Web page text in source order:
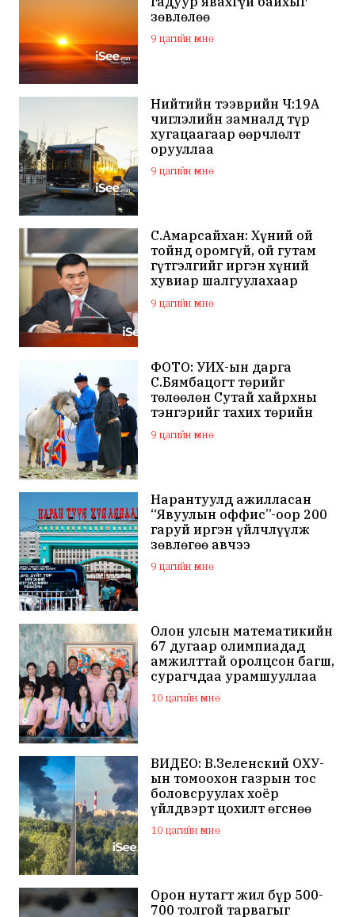
зөвлөлөө
9 цагийн өмнө
Нийтийн тээврийн Ч:19А
чиглэлийн замналд түр
хугацаагаар өөрчлөлт
орууллаа
9 цагийн өмнө
С.Амарсайхан: Хүний ой
тойнд оромгүй, ой гутам
гүтгэлгийг иргэн хүний
хувиар шалгуулахаар
хуулийн байгууллагад
хандсан
9 цагийн өмнө
ФОТО: УИХ-ын дарга
С.Бямбацогт төрийг
төлөөлөн Сутай хайрхны
тэнгэрийг тахих төрийн
тахилгад оролцлоо
9 цагийн өмнө
Нарантуулд ажилласан
“Явуулын оффис”-оор 200
гаруй иргэн үйлчлүүлж
зөвлөгөө авчээ
9 цагийн өмнө
Олон улсын математикийн
67 дугаар олимпиадад
амжилттай оролцсон багш,
сурагчдаа урамшууллаа
10 цагийн өмнө
ВИДЕО: В.Зеленский ОХУ-
ын томоохон газрын тос
боловсруулах хоёр
үйлдвэрт цохилт өгснөө
мэдэгдлээ
10 цагийн өмнө
Орон нутагт жил бүр 500-
700 толгой тарвагыг